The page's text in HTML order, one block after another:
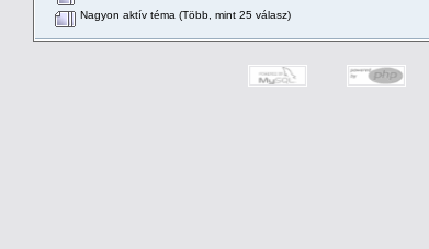
Nagyon aktív téma (Több, mint 25 válasz)